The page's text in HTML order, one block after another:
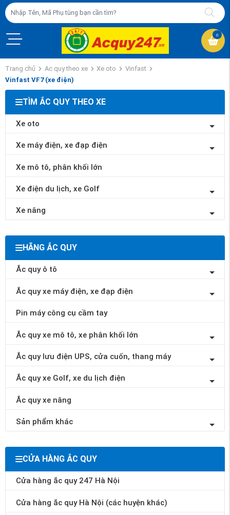
0
Trang chủ Ac quy theo xe Xe oto
Vinfast
Vinfast VF7 (xe điện)
TÌM ẮC QUY THEO XE
Xe oto
Xe máy điện, xe đạp điện
Xe mô tô, phân khối lớn
Xe điện du lịch, xe Golf
Xe nâng
HÃNG ẮC QUY
Ắc quy ô tô
Ắc quy xe máy điện, xe đạp điện
Pin máy công cụ cầm tay
Ắc quy xe mô tô, xe phân khối lớn
Ắc quy lưu điện UPS, cửa cuốn, thang máy
Ắc quy xe Golf, xe du lịch điện
Ắc quy xe nâng
Sản phẩm khác
CỬA HÀNG ẮC QUY
Cửa hàng ắc quy 247 Hà Nội
Cửa hàng ắc quy Hà Nội (các huyện khác)